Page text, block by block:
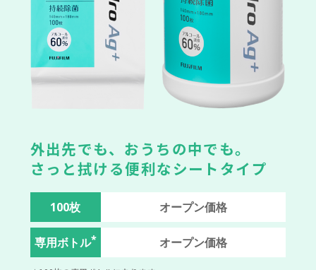
外出先でも、おうちの中でも。
さっと拭ける便利なシートタイプ
100枚 オープン価格
専用ボトル* オープン価格